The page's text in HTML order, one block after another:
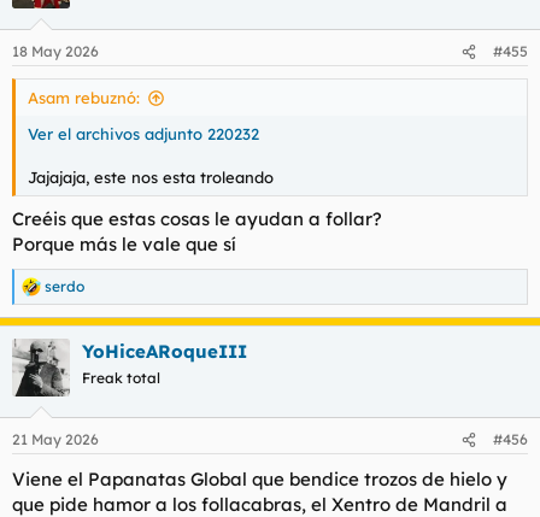
e
s
18 May 2026 #455
Asam rebuznó:
Ver el archivos adjunto 220232
Jajajaja, este nos esta troleando
Creéis que estas cosas le ayudan a follar?
Porque más le vale que sí
R
e
a
c
c
e
s
:
serdo
YoHiceARoqueIII
Freak total
21 May 2026 #456
Viene el Papanatas Global que bendice trozos de hielo y
que pide hamor a los follacabras, el Xentro de Mandril a